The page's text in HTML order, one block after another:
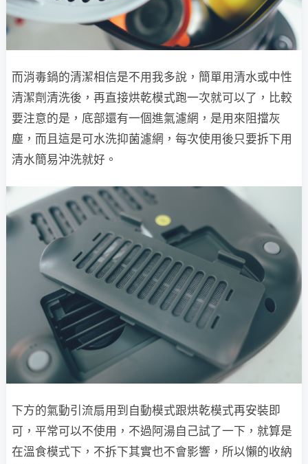
而消毒鍋的清潔相信是不用我多說，簡單用清水或中性
清潔劑清洗後，再直接烘乾模式跑一次就可以了，比較
要注意的是，底部還有一個進氣濾網，是用來阻擋灰
塵，而且這是可水洗抑菌濾網，每次使用後只要拆下用
清水簡易沖洗就好。
下方的氣動引流扇用到自動模式跟烘乾模式再安裝即
可，平常可以不使用，不過阿湯自己試了一下，就算是
在溫食模式下，不拆下其實也不會影響，所以懶的收納